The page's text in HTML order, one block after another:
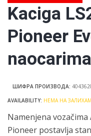
Kaciga
Pioneer
naocarima
ШИФРА ПРОИЗВОДА:
Namenjena
Pioneer postavlja
НЕМА НА